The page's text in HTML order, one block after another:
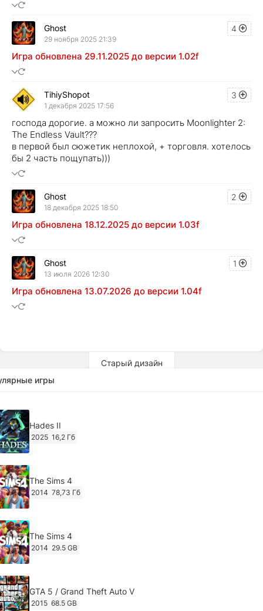
4
Ghost
29 ноября 2025 21:39
Игра обновлена 29.11.2025 до версии 1.02f
3
TihiyShopot
1 декабря 2025 17:56
господа дорогие. а можно ли запросить Moonlighter 2:
The Endless Vault???
в первой был сюжетик неплохой, + торговля. хотелось
бы 2 часть пощупать)))
2
Ghost
18 декабря 2025 18:50
Игра обновлена 18.12.2025 до версии 1.03f
1
Ghost
13 июля 2026 12:30
Игра обновлена 13.07.2026 до версии 1.04f
Старый дизайн
игры
Hades II
2025 16,2 Гб
The Sims 4
2014 78,73 Гб
The Sims 4
2014 29.5 GB
GTA 5 / Grand Theft Auto V
2015 68.5 GB